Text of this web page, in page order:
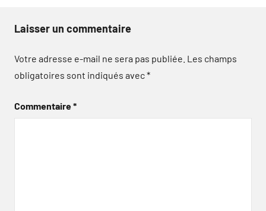
Laisser un commentaire
Votre adresse e-mail ne sera pas publiée. Les champs
obligatoires sont indiqués avec*
Commentaire*